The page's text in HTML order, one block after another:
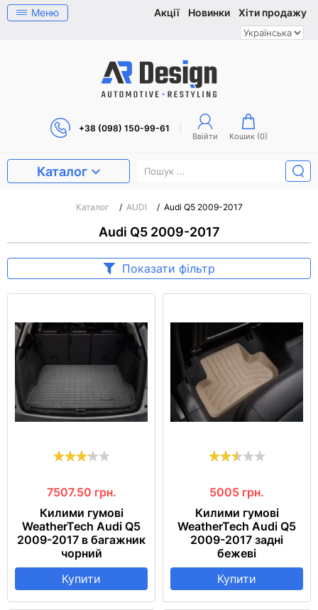
Меню Акції Новинки Хіти продажу
+38 (098) 150-99-61
Ввійти Кошик (0)
Каталог
Каталог / AUDI / Audi Q5 2009-2017
Audi Q5 2009-2017
Показати фільтр
7507.50 грн.
Килими гумові
WeatherTech Audi Q5
2009-2017 в багажник
чорний
Купити
5005 грн.
Килими гумові
WeatherTech Audi Q5
2009-2017 задні
бежеві
Купити